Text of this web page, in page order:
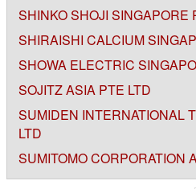
SHINKO SHOJI SINGAPORE
SHIRAISHI CALCIUM
SHOWA ELECTRIC
SOJITZ ASIA PTE LTD
SUMIDEN INTERNATIONAL
LTD
SUMITOMO CORPORATION